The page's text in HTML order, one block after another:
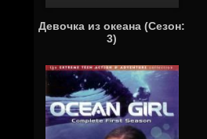
Девочка из океана (Сезон:
3)